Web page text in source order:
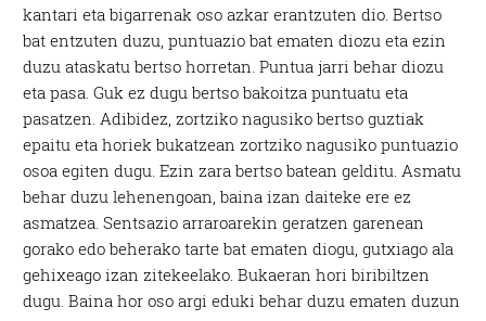
kantari eta bigarrenak oso azkar erantzuten dio. Bertso
bat entzuten duzu, puntuazio bat ematen diozu eta ezin
duzu ataskatu bertso horretan. Puntua jarri behar diozu
eta pasa. Guk ez dugu bertso bakoitza puntuatu eta
pasatzen. Adibidez, zortziko nagusiko bertso guztiak
epaitu eta horiek bukatzean zortziko nagusiko puntuazio
osoa egiten dugu. Ezin zara bertso batean gelditu. Asmatu
behar duzu lehenengoan, baina izan daiteke ere ez
asmatzea. Sentsazio arraroarekin geratzen garenean
gorako edo beherako tarte bat ematen diogu, gutxiago ala
gehixeago izan zitekeelako. Bukaeran hori biribiltzen
dugu. Baina hor oso argi eduki behar duzu ematen duzun